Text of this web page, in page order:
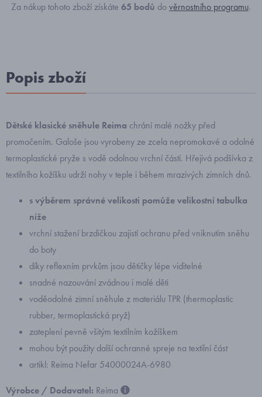
Za nákup tohoto zboží získáte 65 bodů dověrnostního programu.
Popis zboží
Dětské klasické sněhule Reima chrání malé nožky před
promočením. Galoše jsou vyrobeny ze zcela nepromokavé a odolné
termoplastické pryže s vodě odolnou vrchní částí. Hřejivá podšívka z
textilního kožíšku udrží nohy v teple i během mrazivých zimních dnů.
s výběrem správné velikosti pomůže velikostní tabulka
níže
vrchní stažení brzdičkou zajistí ochranu před vniknutím sněhu
do boty
díky reflexním prvkům jsou dětičky lépe viditelné
snadné nazouvání zvádnou i malé děti
voděodolné zimní sněhule z materiálu TPR (thermoplastic
rubber, termoplastická pryž)
zateplení pevně všitým textilním kožíškem
mohou být použity další ochranné spreje na textilní část
artikl: Reima Nefar 54000024A-6980
Výrobce / Dodavatel: Reima